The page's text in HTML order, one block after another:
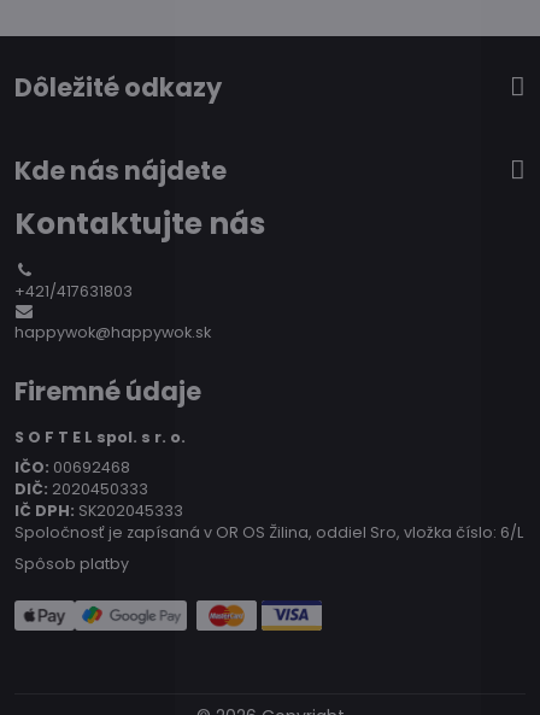
Dôležité odkazy
Kde nás nájdete
Kontaktujte nás
+421/417631803
happywok@happywok.sk
Firemné údaje
S O F T E L spol. s r. o.
IČO: 00692468
DIČ: 2020450333
IČ DPH: SK202045333
Spoločnosť je zapísaná v OR OS Žilina, oddiel Sro, vložka číslo: 6/L
Spôsob platby